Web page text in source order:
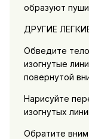
образуют
ДРУГИЕ
Обведите
изогнутые
повернутой
Нарисуйте
изогнутых
Обратите